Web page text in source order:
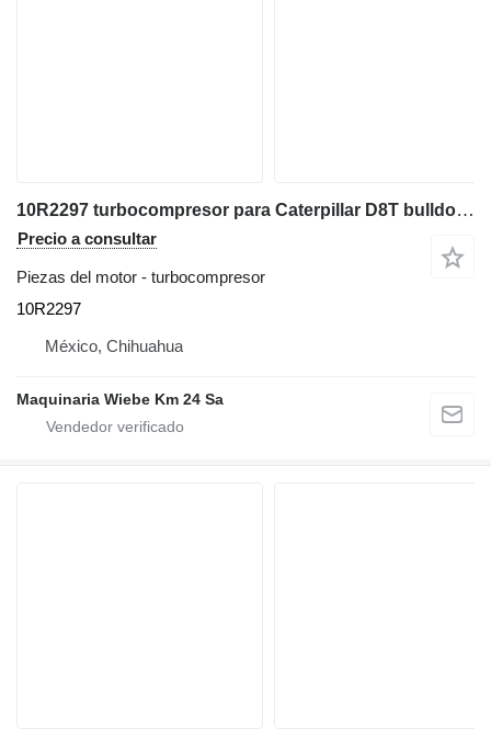
10R2297 turbocompresor para Caterpillar D8T bulldozer
Precio a consultar
Piezas del motor - turbocompresor
10R2297
México, Chihuahua
Maquinaria Wiebe Km 24 Sa